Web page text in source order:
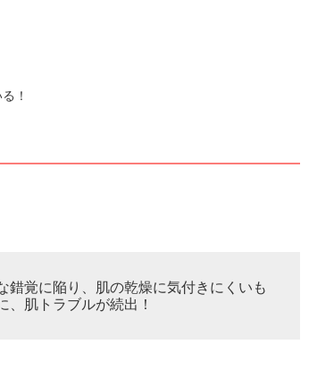
！
錯覚に陥り、肌の乾燥に気付きにくいも
、肌トラブルが続出！